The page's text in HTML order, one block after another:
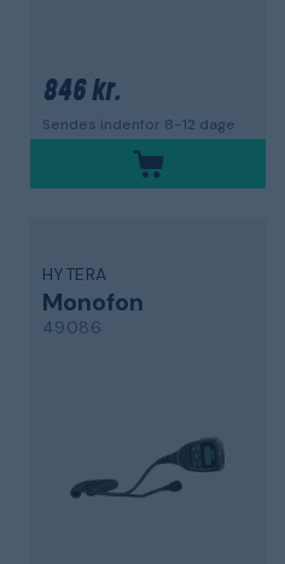
846 kr.
Sendes indenfor 8-12 dage
HYTERA
Monofon
49086